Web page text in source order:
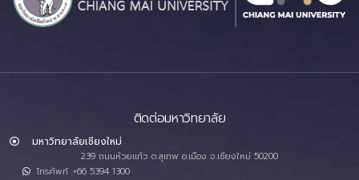
ติดต่อมหาวิทยาลัย
มหาวิทยาลัยเชียงใหม่
239 ถนนห้วยแก้ว ต.สุเทพ อ.เมือง จ.เชียงใหม่ 50200
โทรศัพท์ :+66 5394 1300